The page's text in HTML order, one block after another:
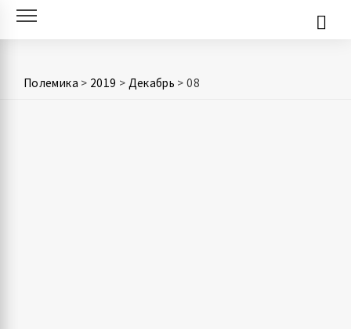
Skip
Полемика > 2019 > Декабрь >08